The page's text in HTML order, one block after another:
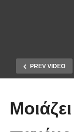
PREV VIDEO